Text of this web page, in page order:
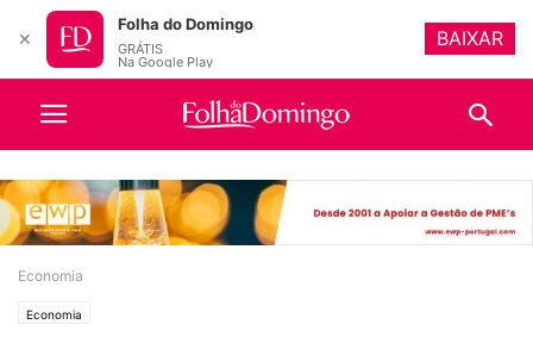
Economia
Economia
✕
Folha do Domingo
GRÁTIS
Na Google Play
BAIXAR